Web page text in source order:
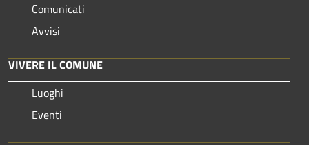
Comunicati
Avvisi
VIVERE IL COMUNE
Luoghi
Eventi